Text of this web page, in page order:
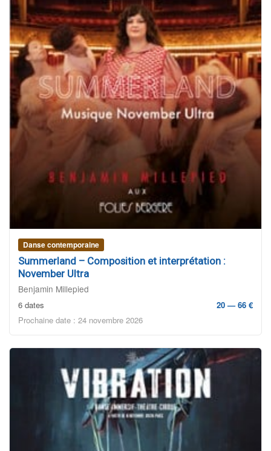
Danse contemporaine
Summerland – Composition et interprétation :
November Ultra
Benjamin Millepied
6 dates
20 — 66 €
Prochaine date : 24 novembre 2026